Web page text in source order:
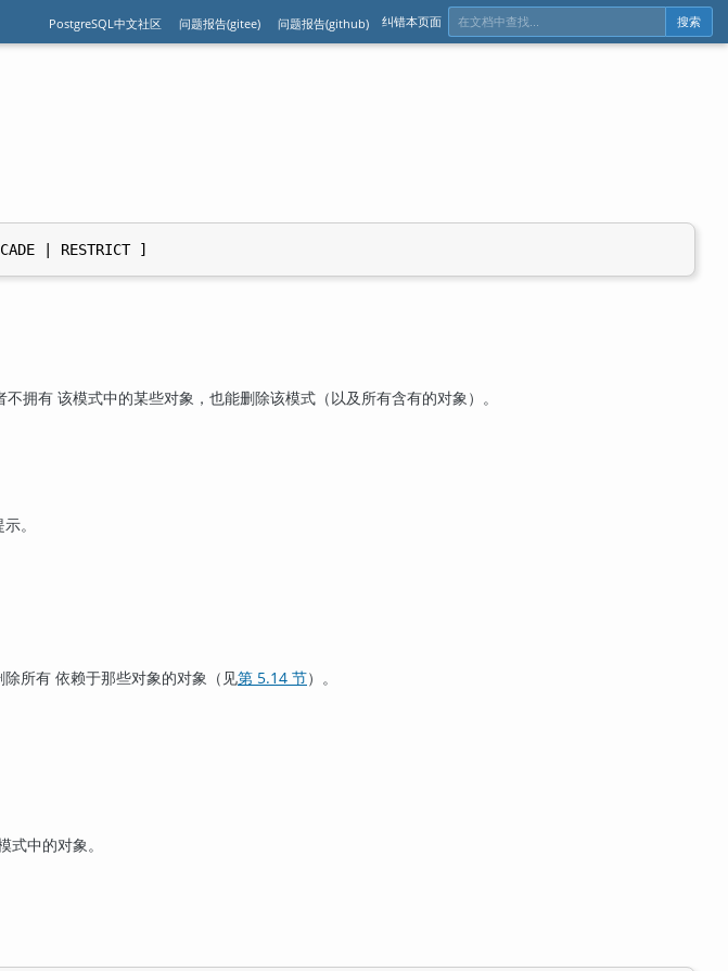
PostgreSQL中文社区 问题报告(gitee) 问题报告(github) 纠错本页面 搜索
拥有 该模式中的某些对象，也能删除该模式（以及所有含有的对象）。
。
所有 依赖于那些对象的对象（见第 5.14 节）。
中的对象。